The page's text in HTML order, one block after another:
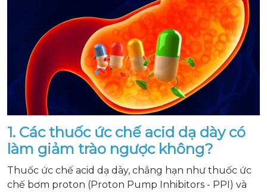
1. Các thuốc ức chế acid dạ dày có
làm giảm trào ngược không?
Thuốc ức chế acid dạ dày, chẳng hạn như thuốc ức
chế bơm proton (Proton Pump Inhibitors - PPI) và